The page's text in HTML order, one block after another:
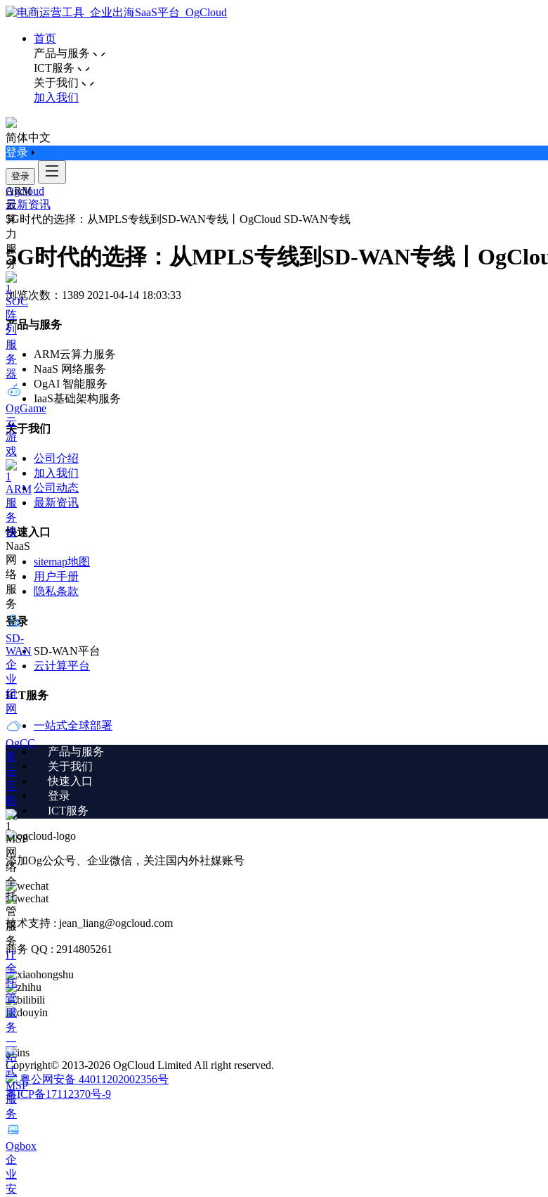
首页
产品与服务
ICT服务
关于我们
加入我们
简体中文
登录
登录
ARM
云
算
力
服
务
SOC
阵
列
服
务
器
OgGame
云
游
戏
ARM
服
务
器
NaaS
网
络
服
务
SD-
WAN
企
业
组
网
OgCC
多
云
互
联
MSP
网
络
全
托
管
服
务
IT
全
托
管
服
务
一
站
式
MSP
服
务
Ogbox
企
业
安
Ogcloud
最新资讯
5G时代的选择：从MPLS专线到SD-WAN专线丨OgCloud SD-WAN专线
5G时代的选择：从MPLS专线到SD-WAN专线丨
浏览次数：1389 2021-04-14 18:03:33
产品与服务
ARM云算力服务
NaaS 网络服务
OgAI 智能服务
IaaS基础架构服务
关于我们
公司介绍
加入我们
公司动态
最新资讯
快速入口
sitemap地图
用户手册
隐私条款
登录
SD-WAN平台
云计算平台
ICT服务
一站式全球部署
产品与服务
关于我们
快速入口
登录
ICT服务
添加Og公众号、企业微信，关注国内外社媒账号
技术支持 : jean_liang@ogcloud.com
商务 QQ : 2914805261
Copyright© 2013-2026 OgCloud Limited All right reserved.
粤公网安备 44011202002356号
粤ICP备17112370号-9